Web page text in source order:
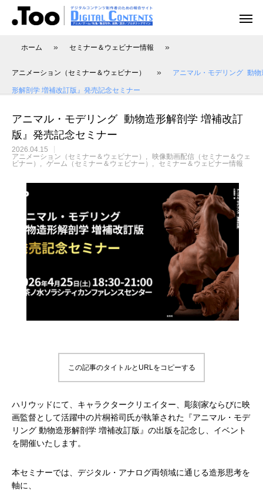
映像制作・動画配信
アニマル・モデリング 動物造形解剖学 増
2026.04.15
Autodesk CG Festa
2026.03.25
アニマル・モデリング 動物造形解剖学 増
補改訂版』発売記念セミナー
Autodesk CG Festa
映像動画配信（レポート）
あにつく2025レポート | オレンジ リクル
る、”エフェクト表現”最前線～
2026.01.26
あにつく2025レポ
ニメ『星の子ども
た企画と世界観の
ェ門）
2026.01.21
【イベントレポート】『機動戦士ガンダム
閃光のハサウェイ キルケーの魔女』 重厚
Autodesk CG Festa 2026
【イベントレポー
バーコネクトツー）
アニメーション制作（現場事例）
[外部事例]「泣きたい私は猫をかぶる」監
督ふたりが語る、誕生秘話とネコ表現のこ
だわり【インタビュー】
2020.06.18
[外部事例]「ペンギ
ジオコロリド初と
た、“デジタル作画
2018.08.17
[外部事例]「泣きたい私は猫をかぶる」監
督ふたりが語る、誕生秘話とネコ表現のこ
[外部事例]「ペンギ
ホーム » セミナー＆ウェビナー情報 »
アニメーション（セミナー＆ウェビナー） » アニマル・モデリング 動物
形解剖学 増補改訂版』発売記念セミナー
アニマル・モデリング 動物造形解剖学 増補改訂
版』発売記念セミナー
2026.04.15
アニメーション（セミナー＆ウェビナー）
映像動画配信（セミナー＆ウェ
ビナー）
ゲーム（セミナー＆ウェビナー） セミナー＆ウェビナー情報
この記事のタイトルとURLをコピーする
ハリウッドにて、キャラクタークリエイター、彫刻家ならびに映
画監督として活躍中の片桐裕司氏が執筆された『アニマル・モデ
リング 動物造形解剖学 増補改訂版』の出版を記念し、イベント
を開催いたします。
本セミナーでは、デジタル・アナログ両領域に通じる造形思考を
軸に、